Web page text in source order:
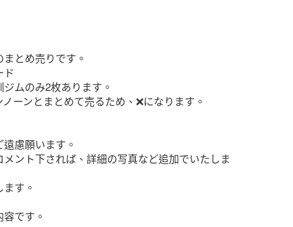
とめ売りです。
ド
ムのみ2枚あります。
ーンとまとめて売るため、❌になります。
慮願います。
ント下されば、詳細の写真など追加でいたしま
す。
です。